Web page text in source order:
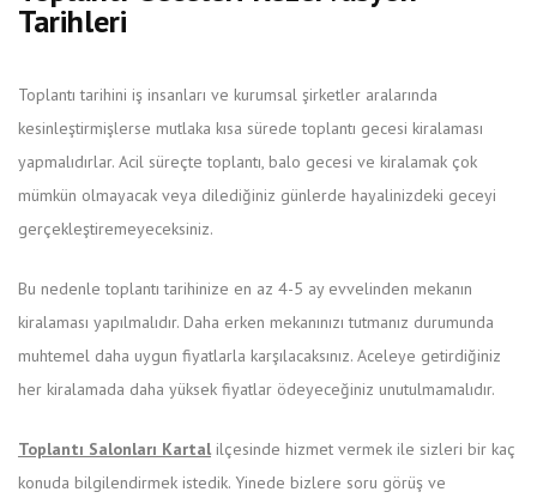
Tarihleri
Toplantı tarihini iş insanları ve kurumsal şirketler aralarında
kesinleştirmişlerse mutlaka kısa sürede toplantı gecesi kiralaması
yapmalıdırlar. Acil süreçte toplantı, balo gecesi ve kiralamak çok
mümkün olmayacak veya dilediğiniz günlerde hayalinizdeki geceyi
gerçekleştiremeyeceksiniz.
Bu nedenle toplantı tarihinize en az 4-5 ay evvelinden mekanın
kiralaması yapılmalıdır. Daha erken mekanınızı tutmanız durumunda
muhtemel daha uygun fiyatlarla karşılacaksınız. Aceleye getirdiğiniz
her kiralamada daha yüksek fiyatlar ödeyeceğiniz unutulmamalıdır.
Toplantı Salonları Kartalilçesinde hizmet vermek ile sizleri bir kaç
konuda bilgilendirmek istedik. Yinede bizlere soru görüş ve